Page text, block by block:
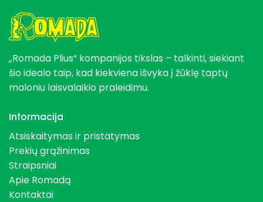
„Romada Plius“ kompanijos tikslas – talkinti, siekiant
šio idealo taip, kad kiekviena išvyka į žūklę taptų
maloniu laisvalaikio praleidimu.
Informacija
Atsiskaitymas ir pristatymas
Prekių grąžinimas
Straipsniai
Apie Romadą
Kontaktai